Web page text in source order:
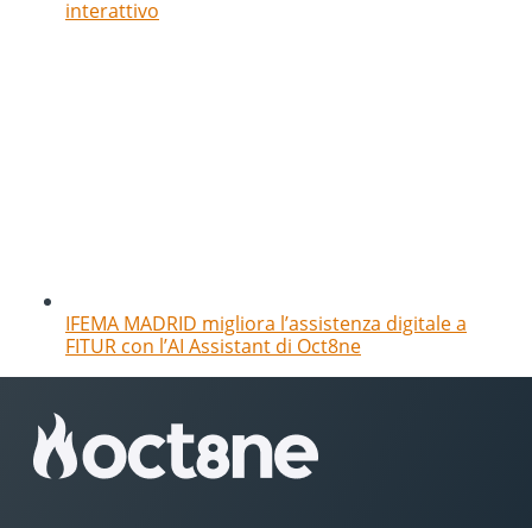
interattivo
IFEMA MADRID migliora l’assistenza digitale a
FITUR con l’AI Assistant di Oct8ne